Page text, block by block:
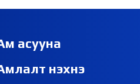
асууна
нэхнэ